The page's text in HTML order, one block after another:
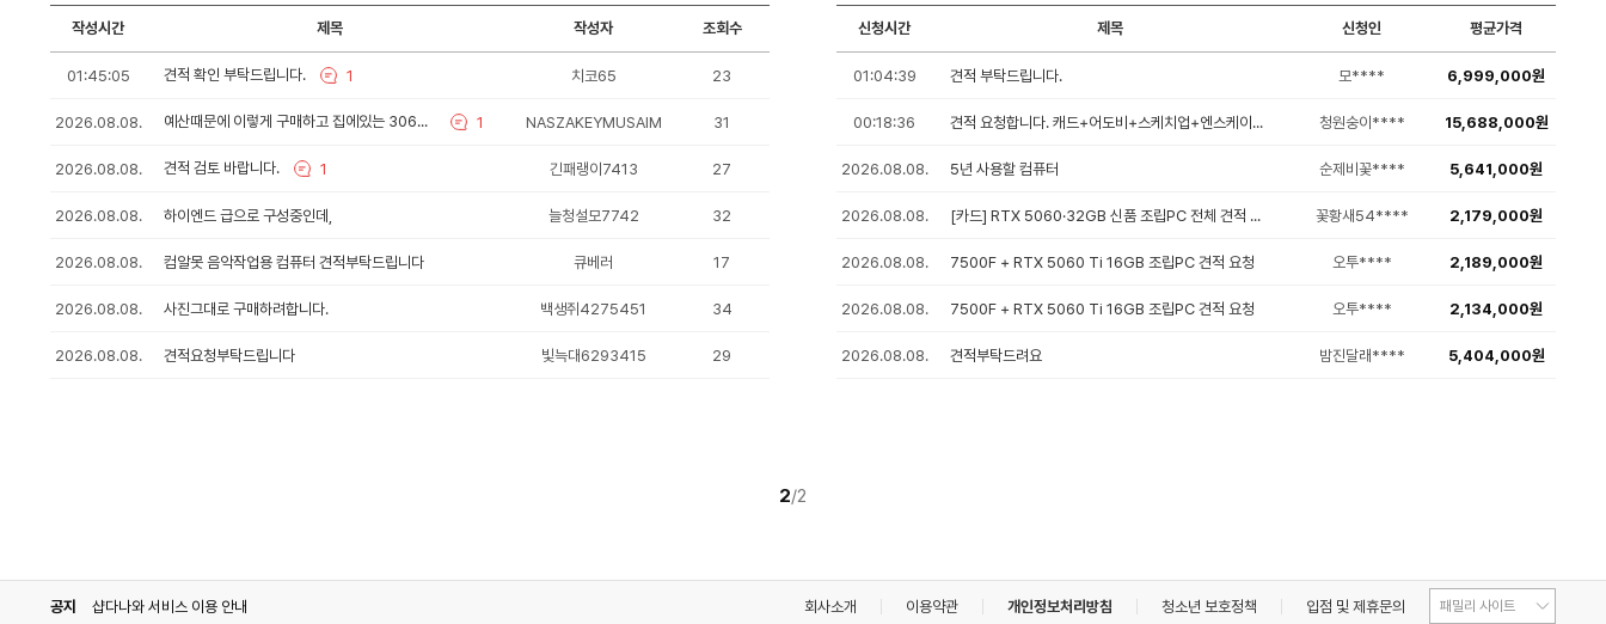
세이프업+
AMD(소켓AM5)/8코어/16스레드/메모리 규격:DDR5/탑재/6세대(Zen5)/TSMC 4nm/기본 클럭:3.8GHz/최대 클럭:5.5GHz/L2 캐시:8MB/L3 캐시:32MB/TDP:65W/PPT:88W/PCIe5.0/5600MHz/AMD 라데온 그래픽/기술 지원:AMD Ryzen Master,SMT(하이퍼스레딩)/쿨러:Wraith Stealth 포함/시네벤치R23(싱글):2260/시네벤치R23(멀티):21436/출시가: 359달러(VAT별도)
다나와유통 세이프업+
419,520 원
담기
비
AMD(소켓AM5)/8코어/16스레드/메모리 규격:DDR5/탑재/6세대(Zen5)/TSMC 4nm/기본 클럭:4.7GHz/최대 클럭:5.6GHz/L2 캐시:8MB/L3 캐시:96MB/TDP:120W/PCIe5.0/5600MHz/AMD 라데온 그래픽/기술 지원:AMD Ryzen Master,AMD 3D V캐시,SMT(하이퍼스레딩)/쿨러:미포함
다나와유통 세이프업+
비
AMD 라이젠5-4세대 5500GT (세잔) (멀티팩 정품)
이벤트
이어폰
컴퓨터 의자
케이블
ODD
상
담
한
글
록
다.
록
에
각
각
리
작성시간 제목 작성자 조회수
01:45:05 견적 확인 부탁드립니다. 1 치코65 23
2026.08.08. 예산때문에 이렇게 구매하고 집에있는 3060ti로 쓰려합니다 견적부탁드려요 1 NASZAKEYMUSAIM 31
2026.08.08. 견적 검토 바랍니다. 1 긴패랭이7413 27
2026.08.08. 하이엔드 급으로 구성중인데, 늘청설모7742 32
2026.08.08. 컴알못 음악작업용 컴퓨터 견적부탁드립니다 큐베러 17
2026.08.08. 사진그대로 구매하려합니다. 백생쥐4275451 34
2026.08.08. 견적요청부탁드립니다 빛늑대6293415 29
를
시
목
니
목
록
격
이
각
신청시간 제목 신청인 평균가격
01:04:39 견적 부탁드립니다. 모**** 6,999,000원
00:18:36 견적 요청합니다. 캐드+어도비+스케치업+엔스케이프 정도 동시사용 할 예정입니다. 청원숭이**** 15,688,000원
2026.08.08. 5년 사용할 컴퓨터 순제비꽃**** 5,641,000원
2026.08.08. [카드] RTX 5060·32GB 신품 조립PC 전체 견적 요청 (모델변경 금지) 꽃황새54**** 2,179,000원
2026.08.08. 7500F + RTX 5060 Ti 16GB 조립PC 견적 요청 오투**** 2,189,000원
2026.08.08. 7500F + RTX 5060 Ti 16GB 조립PC 견적 요청 오투**** 2,134,000원
2026.08.08. 견적부탁드려요 밤진달래**** 5,404,000원
1/2
공지 샵다나와 서비스 이용 안내 회사소개 이용약관 개인정보처리방침 청소년 보호정책 입점 및 제휴문의